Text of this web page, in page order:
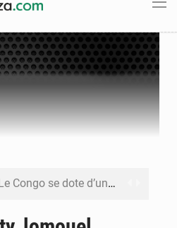
Le Congo se dote d’un programme national pour valoriser les produits forestiers non ligneux